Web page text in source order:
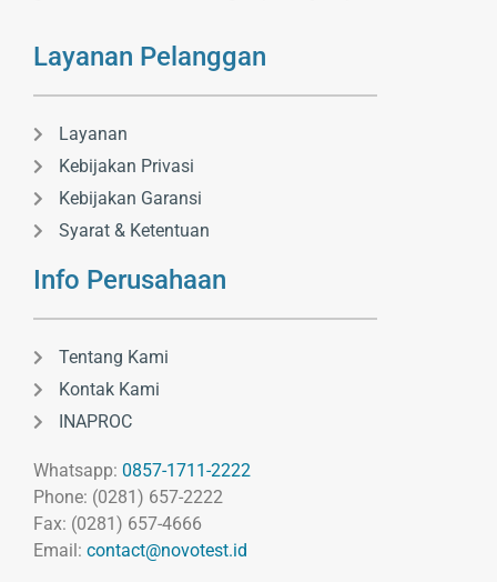
Layanan Pelanggan
Layanan
Kebijakan Privasi
Kebijakan Garansi
Syarat & Ketentuan
Info Perusahaan
Tentang Kami
Kontak Kami
INAPROC
Whatsapp: 0857-1711-2222
Phone: (0281) 657-2222
Fax: (0281) 657-4666
Email: contact@novotest.id